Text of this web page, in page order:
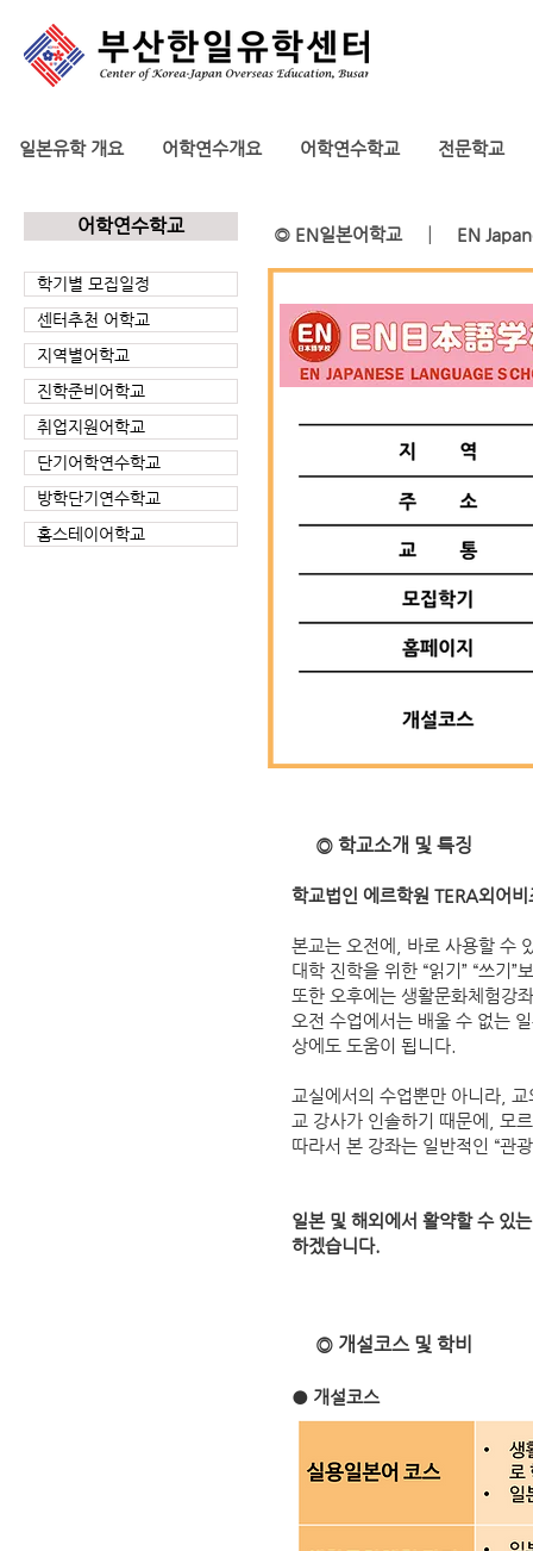
일본유학 개요 어학연수개요 어학연수학교 전문학교
어학연수학교
학기별 모집일정
센터추천 어학교
지역별어학교
진학준비어학교
취업지원어학교
단기어학연수학교
방학단기연수학교
홈스테이어학교
◎ EN일본어학교 │ EN
◎ 학교소개 및 특징
학교법인 에르학원 TERA외어
본교는 오전에, 바로 사용할 수
대학 진학을 위한 “읽기” “쓰기”
또한 오후에는 생활문화체험강
오전 수업에서는 배울 수 없는
상에도 도움이 됩니다.
교실에서의 수업뿐만 아니라,
교 강사가 인솔하기 때문에, 모
따라서 본 강좌는 일반적인 “관
일본 및 해외에서 활약할 수 있
하겠습니다.
◎ 개설코스 및 학비
● 개설코스